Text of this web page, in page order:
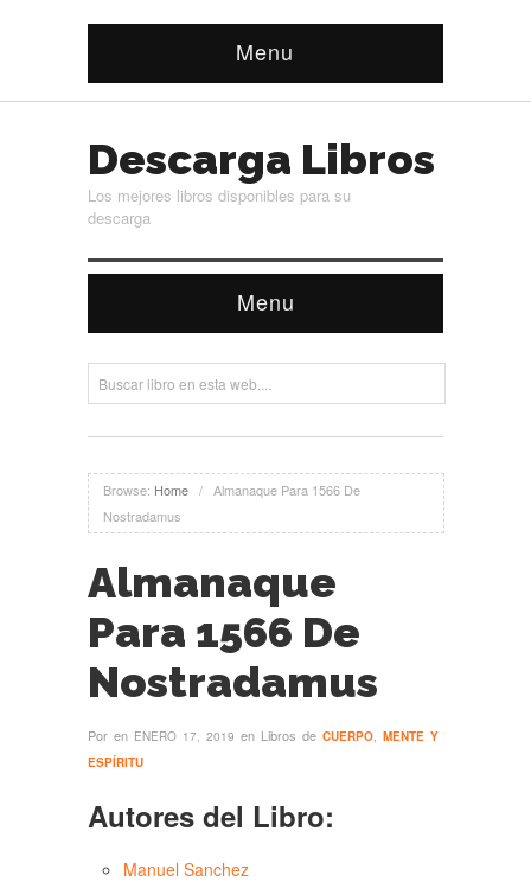
Menu
Descarga Libros
Los mejores libros disponibles para su
descarga
Menu
Browse: Home / Almanaque Para 1566 De
Nostradamus
Almanaque
Para 1566 De
Nostradamus
Por en ENERO 17, 2019 en Libros de CUERPO, MENTE Y
ESPÍRITU
Autores del Libro:
Manuel Sanchez